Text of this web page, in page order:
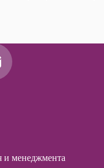
и менеджмента